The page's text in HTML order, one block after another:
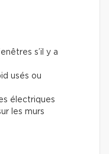
s’il y a
usés ou
électriques
les murs